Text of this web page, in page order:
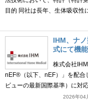
目的 同社は長年、生体吸収
IHM、ナ
式にて機
株式会社
nEF®（以下、nEF）」を配合
ビューの最新国際基準）に
2026年04